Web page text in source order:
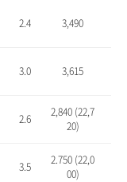
2.4 3,490
3.0 3,615
2.6
2,840 (22,7
20)
3.5
2.750 (22,0
00)